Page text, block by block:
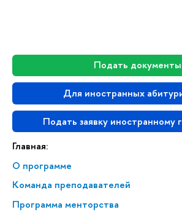
Подать документы
Для иностранных
Подать заявку иностранному
Главная:
О программе
Команда преподавателей
Программа менторства